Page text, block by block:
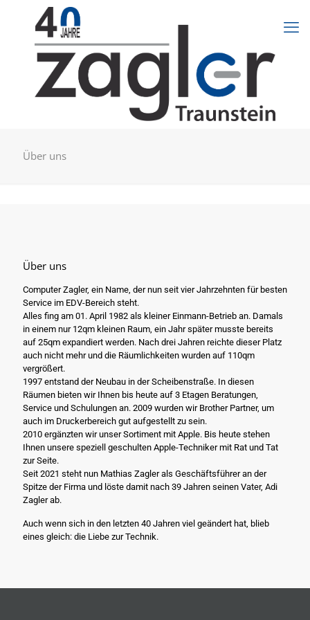
Über uns
Über uns
Computer Zagler, ein Name, der nun seit vier Jahrzehnten für besten
Service im EDV-Bereich steht.
Alles fing am 01. April 1982 als kleiner Einmann-Betrieb an. Damals
in einem nur 12qm kleinen Raum, ein Jahr später musste bereits
auf 25qm expandiert werden. Nach drei Jahren reichte dieser Platz
auch nicht mehr und die Räumlichkeiten wurden auf 110qm
vergrößert.
1997 entstand der Neubau in der Scheibenstraße. In diesen
Räumen bieten wir Ihnen bis heute auf 3 Etagen Beratungen,
Service und Schulungen an. 2009 wurden wir Brother Partner, um
auch im Druckerbereich gut aufgestellt zu sein.
2010 ergänzten wir unser Sortiment mit Apple. Bis heute stehen
Ihnen unsere speziell geschulten Apple-Techniker mit Rat und Tat
zur Seite.
Seit 2021 steht nun Mathias Zagler als Geschäftsführer an der
Spitze der Firma und löste damit nach 39 Jahren seinen Vater, Adi
Zagler ab.
Auch wenn sich in den letzten 40 Jahren viel geändert hat, blieb
eines gleich: die Liebe zur Technik.